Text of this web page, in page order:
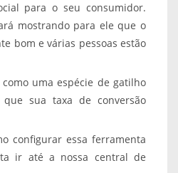
para o seu consumidor.
mostrando para ele que o
bom e várias pessoas estão
uma espécie de gatilho
sua taxa de conversão
configurar essa ferramenta
ir até a nossa central de